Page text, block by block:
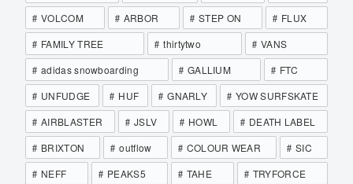
VOLCOM
ARBOR STEP ON
FLUX
FAMILY TREE
thirtytwo
VANS
adidas snowboarding
GALLIUM
FTC
UNFUDGE
HUF GNARLY
YOW SURFSKATE
AIRBLASTER
JSLV HOWL
DEATH LABEL
BRIXTON
outflow COLOUR WEAR
SIC
NEFF
PEAKS5 TAHE
TRYFORCE